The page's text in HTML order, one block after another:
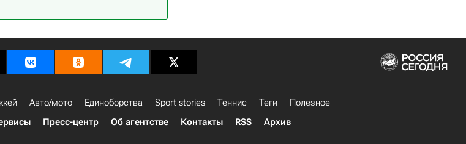
Авто/мото Единоборства Sport stories Теннис Теги
Полезное
Пресс-центр Об агентстве Контакты RSS Архив